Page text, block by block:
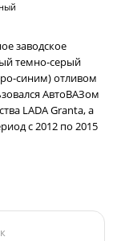
заводское
темно-серый
синим) отливом
АвтоВАЗом
LADA Granta, а
с 2012 по 2015